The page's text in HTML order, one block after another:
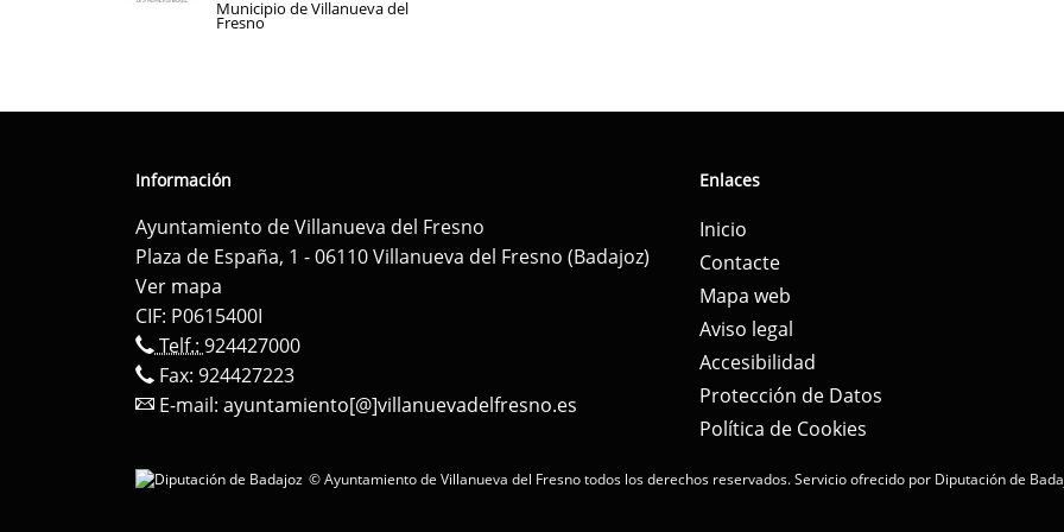
Municipio de Villanueva del
Fresno
Información
Ayuntamiento de Villanueva del Fresno
Plaza de España, 1 - 06110 Villanueva del Fresno (Badajoz)
Ver mapa
CIF: P0615400I
Telf.: 924427000
Fax: 924427223
E-mail: ayuntamiento[@]villanuevadelfresno.es
Enlaces
Inicio
Contacte
Mapa web
Aviso legal
Accesibilidad
Protección de Datos
Política de Cookies
© Ayuntamiento de Villanueva del Fresno todos los derechos reservados.Servicio ofrecido por Diputación de